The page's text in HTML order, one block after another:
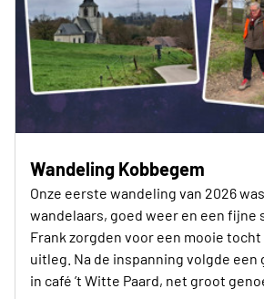
Wandeling Kobbegem
Onze eerste wandeling van 2026
wandelaars, goed weer en een fijne
Frank zorgden voor een mooie
uitleg. Na de inspanning volgde
in café ’t Witte Paard, net groot